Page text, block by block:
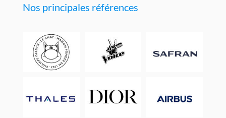
Nos principales références